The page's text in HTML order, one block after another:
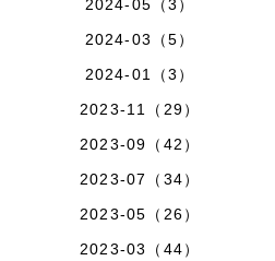
2024-05（3）
2024-03（5）
2024-01（3）
2023-11（29）
2023-09（42）
2023-07（34）
2023-05（26）
2023-03（44）